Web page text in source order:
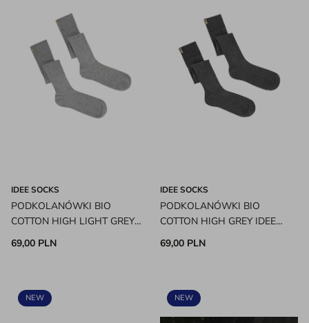
IDEE SOCKS
PODKOLANÓWKI BIO
COTTON HIGH LIGHT GREY
69,00 PLN
IDEE SOCKS
PODKOLANÓWKI BIO
COTTON HIGH GREY IDEE
69,00 PLN
NEW NEW